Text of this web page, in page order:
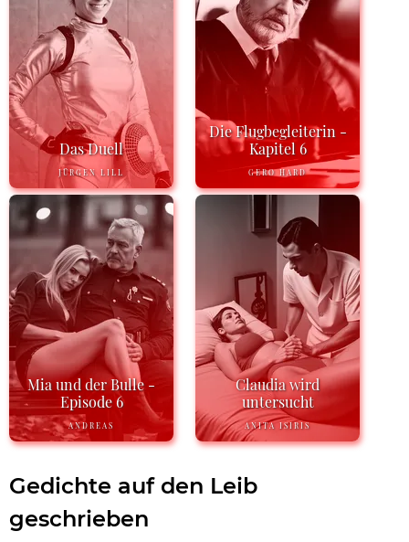
Das Duell
JÜRGEN LILL
Die Flugbegleiterin -
Kapitel 6
GERO HARD
Mia und der Bulle -
Episode 6
ANDREAS
Claudia wird
untersucht
ANITA ISIRIS
Gedichte auf den Leib
geschrieben